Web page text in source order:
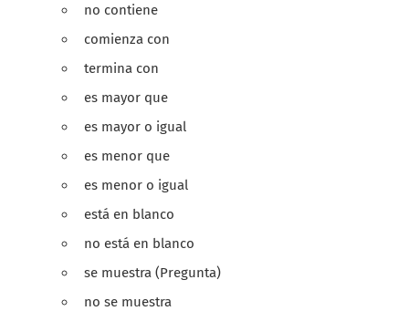
no contiene
comienza con
termina con
es mayor que
es mayor o igual
es menor que
es menor o igual
está en blanco
no está en blanco
se muestra (Pregunta)
no se muestra